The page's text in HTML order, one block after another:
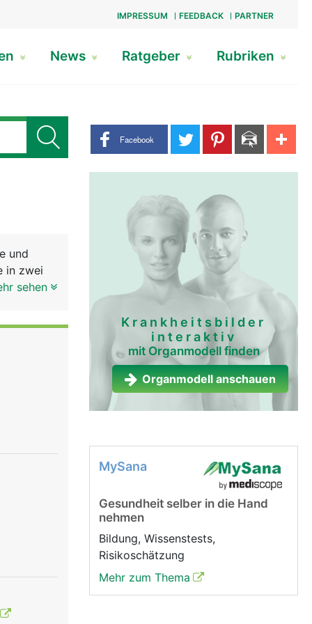
IMPRESSUM FEEDBACK PARTNER
News Ratgeber Rubriken
Share buttons
Facebook
und
in zwei
mit
sehen
Krankheitsbilder
interaktiv
mit Organmodell finden
Organmodell anschauen
MySana
Gesundheit selber in die Hand
nehmen
Bildung, Wissenstests,
Risikoschätzung
Mehr zum Thema